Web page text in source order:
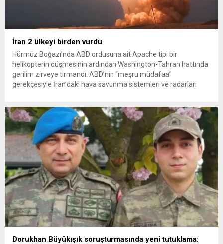
İran 2 ülkeyi birden vurdu
Hürmüz Boğazı’nda ABD ordusuna ait Apache tipi bir
helikopterin düşmesinin ardından Washington-Tahran hattında
gerilim zirveye tırmandı. ABD’nin “meşru müdafaa”
gerekçesiyle İran’daki hava savunma sistemleri ve radarları
yeni bir ABD saldırısına anında yanıt verileceğini duyurdu....
Dorukhan Büyükışık soruşturmasında yeni tutuklama: